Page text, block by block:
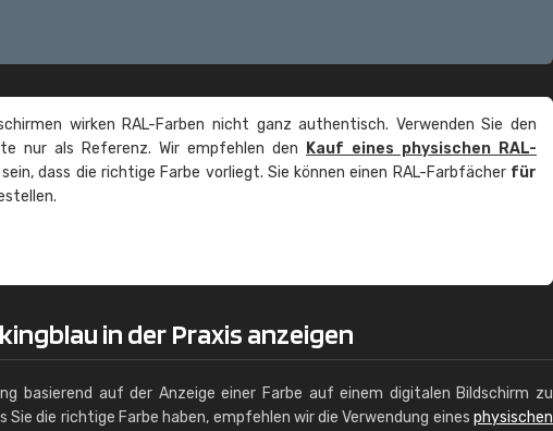
wirken RAL-Farben nicht ganz authentisch. Verwenden Sie den
nur als Referenz. Wir empfehlen den
Kauf eines physischen RAL-
dass die richtige Farbe vorliegt. Sie können einen RAL-Farbfächer für
in der Praxis anzeigen
basierend auf der Anzeige einer Farbe auf einem digitalen Bildschirm zu
Sie die richtige Farbe haben, empfehlen wir die Verwendung eines physischen